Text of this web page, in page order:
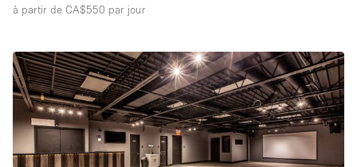
à partir de CA$550 par jour